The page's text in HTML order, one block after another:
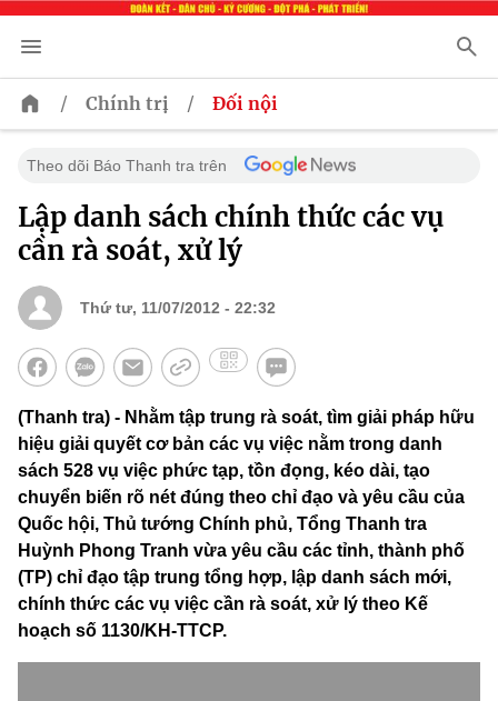
/ Chính trị / Đối nội
Theo dõi Báo Thanh tra trên
Lập danh sách chính thức các vụ
cần rà soát, xử lý
Thứ tư, 11/07/2012 - 22:32
(Thanh tra) - Nhằm tập trung rà soát, tìm giải pháp hữu
hiệu giải quyết cơ bản các vụ việc nằm trong danh
sách 528 vụ việc phức tạp, tồn đọng, kéo dài, tạo
chuyển biến rõ nét đúng theo chỉ đạo và yêu cầu của
Quốc hội, Thủ tướng Chính phủ, Tổng Thanh tra
Huỳnh Phong Tranh vừa yêu cầu các tỉnh, thành phố
(TP) chỉ đạo tập trung tổng hợp, lập danh sách mới,
chính thức các vụ việc cần rà soát, xử lý theo Kế
hoạch số 1130/KH-TTCP.